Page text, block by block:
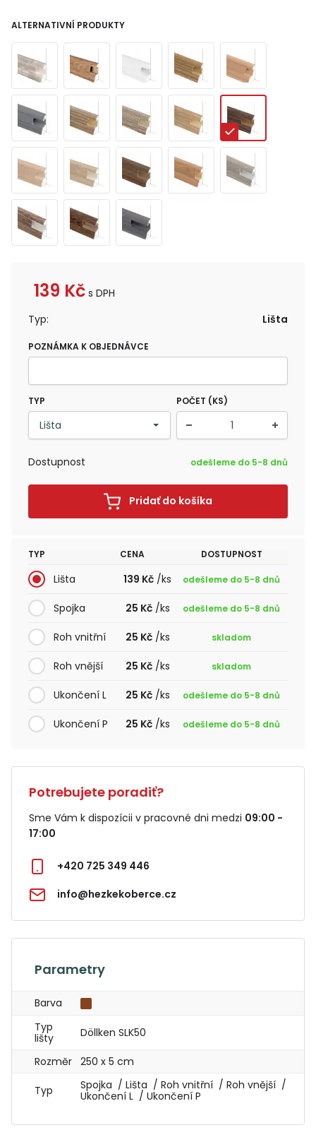
ALTERNATIVNÍ PRODUKTY
139 Kč s DPH
Typ:
Lišta
POZNÁMKA K OBJEDNÁVCE
TYP POČET (KS)
Dostupnost odešleme do 5-8 dnů
Pridať do košíka
TYP CENA DOSTUPNOST
Lišta 139 Kč /ks odešleme do 5-8 dnů
Spojka 25 Kč/ks odešleme do 5-8 dnů
Roh vnitřní 25 Kč/ks skladom
Roh vnější 25 Kč/ks skladom
Ukončení L 25 Kč/ks odešleme do 5-8 dnů
Ukončení P 25 Kč/ks odešleme do 5-8 dnů
Potrebujete poradiť?
Sme Vám k dispozícii v pracovné dni medzi 09:00 -
17:00
+420 725 349 446
info@hezkekoberce.cz
Parametry
Barva
Typ
lišty
Döllken SLK50
Rozměr 250 x 5 cm
Typ
Spojka / Lišta / Roh vnitřní / Roh vnější /
Ukončení L / Ukončení P